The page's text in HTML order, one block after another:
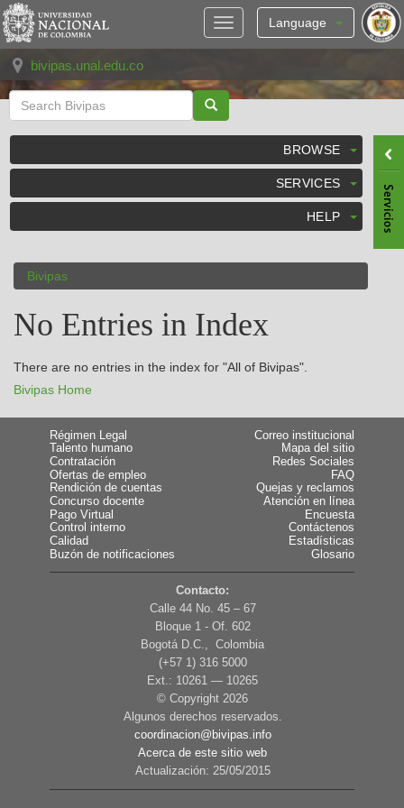
Skip
navigation
Language
bivipas.unal.edu.co
BROWSE
SERVICES
HELP
Bivipas
No Entries in Index
There are no entries in the index for "All of Bivipas".
Bivipas Home
Régimen Legal
Talento humano
Contratación
Ofertas de empleo
Rendición de cuentas
Concurso docente
Pago Virtual
Control interno
Calidad
Buzón de notificaciones
Correo institucional
Mapa del sitio
Redes Sociales
FAQ
Quejas y reclamos
Atención en línea
Encuesta
Contáctenos
Estadísticas
Glosario
Contacto:
Calle 44 No. 45 – 67
Bloque 1 - Of. 602
Bogotá D.C., Colombia
(+57 1) 316 5000
Ext.: 10261 — 10265
© Copyright 2026
Algunos derechos reservados.
coordinacion@bivipas.info
Acerca de este sitio web
Actualización: 25/05/2015